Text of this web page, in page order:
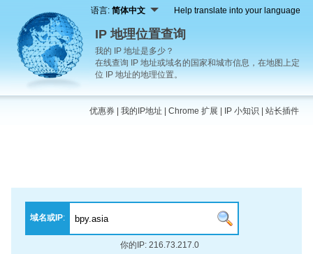
语言: 简体中文 Help translate into your language
IP 地理位置查询
我的 IP 地址是多少？
在线查询 IP 地址或域名的国家和城市信息，在地图上定
位 IP 地址的地理位置。
优惠券 我的IP地址 Chrome 扩展 IP 小知识 站长插件
域名或IP:
你的IP: 216.73.217.0